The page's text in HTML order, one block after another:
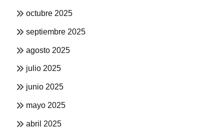
octubre 2025
septiembre 2025
agosto 2025
julio 2025
junio 2025
mayo 2025
abril 2025